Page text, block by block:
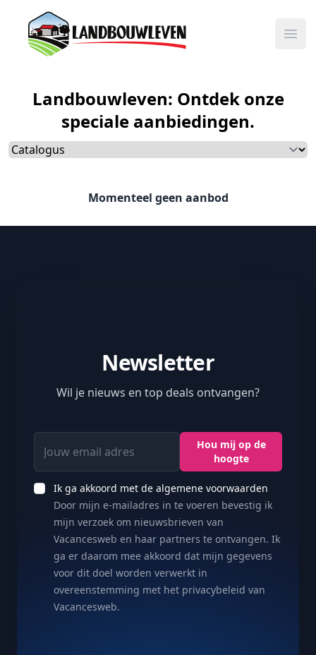
Landbouwleven: Ontdek onze
speciale aanbiedingen.
Momenteel geen aanbod
Newsletter
Wil je nieuws en top deals ontvangen?
Jouw email adres
Hou mij op de
hoogte
Ik ga akkoord met de algemene voorwaarden
Door mijn e-mailadres in te voeren bevestig ik
mijn verzoek om nieuwsbrieven van
Vacancesweb en haar partners te ontvangen. Ik
ga er daarom mee akkoord dat mijn gegevens
voor dit doel worden verwerkt in
overeenstemming met het privacybeleid van
Vacancesweb.